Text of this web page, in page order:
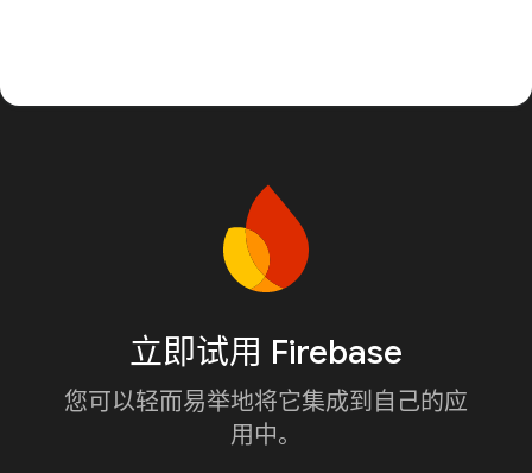
立即试用 Firebase
您可以轻而易举地将它集成到自己的应
用中。